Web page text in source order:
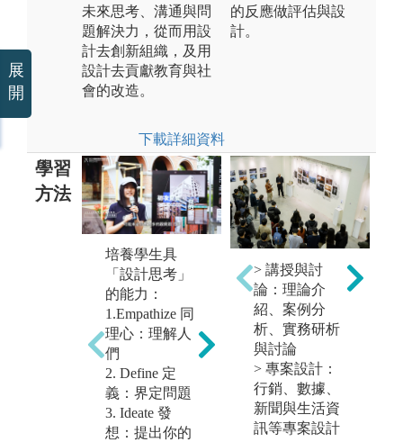
未來思考、溝通與問
題解決力，從而用設
計去創新組織，及用
設計去貢獻教育與社
會的改造。
下載詳細資料
的反應做評估與設
計。
學習
方法
培養學生具
「設計思考」
的能力：
1.Empathize 同
理心：理解人
們
2. Define 定
義：界定問題
3. Ideate 發
想：提出你的
培養學生具
「未來思考」
的能力：未來
思考是嘗試創
造新的、多樣
化的未來想
像，有遠見式
地去探索可能
會發生的未來
> 講授與討
論：理論介
紹、案例分
析、實務研析
與討論
> 專案設計：
行銷、數據、
新聞與生活資
訊等專案設計
展
開